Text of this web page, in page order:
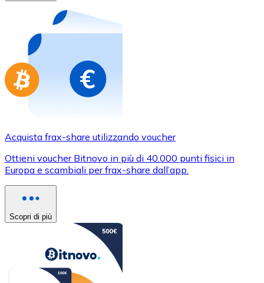
Acquista gift card dei tuoi marchi preferiti con
Vai al negozio di carte regalo
Acquista frax-share utilizzando voucher
Ottieni voucher Bitnovo in più di 40.000 punti fisici in
Europa e scambiali per frax-share dall’app.
Scopri di più